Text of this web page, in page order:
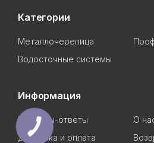
Категории
Металлочерепица
Водосточные системы
Информация
Вопросы-ответы
О
Доставка и оплата